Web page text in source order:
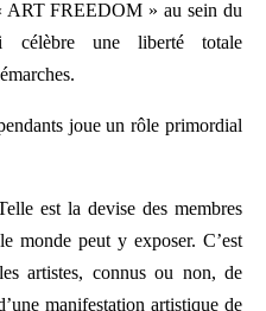
ART FREEDOM » au sein du
célèbre une liberté totale
joue un rôle primordial
est la devise des membres
monde peut y exposer. C’est
artistes, connus ou non, de
manifestation artistique de